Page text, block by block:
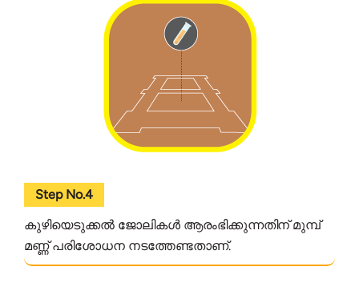
Step No.4
കുഴിയെടുക്കൽ ജോലികൾ ആരംഭിക്കുന്നതിന് മുമ്പ്
മണ്ണ് പരിശോധന നടത്തേണ്ടതാണ്.